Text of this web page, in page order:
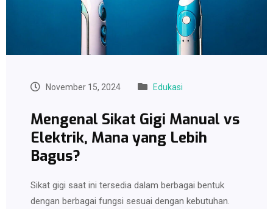
November 15, 2024 Edukasi
Mengenal Sikat Gigi Manual vs
Elektrik, Mana yang Lebih
Bagus?
Sikat gigi saat ini tersedia dalam berbagai bentuk
dengan berbagai fungsi sesuai dengan kebutuhan.